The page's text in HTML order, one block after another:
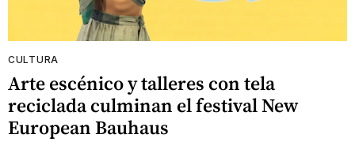
CULTURA
Arte escénico y talleres con tela
reciclada culminan el festival New
European Bauhaus